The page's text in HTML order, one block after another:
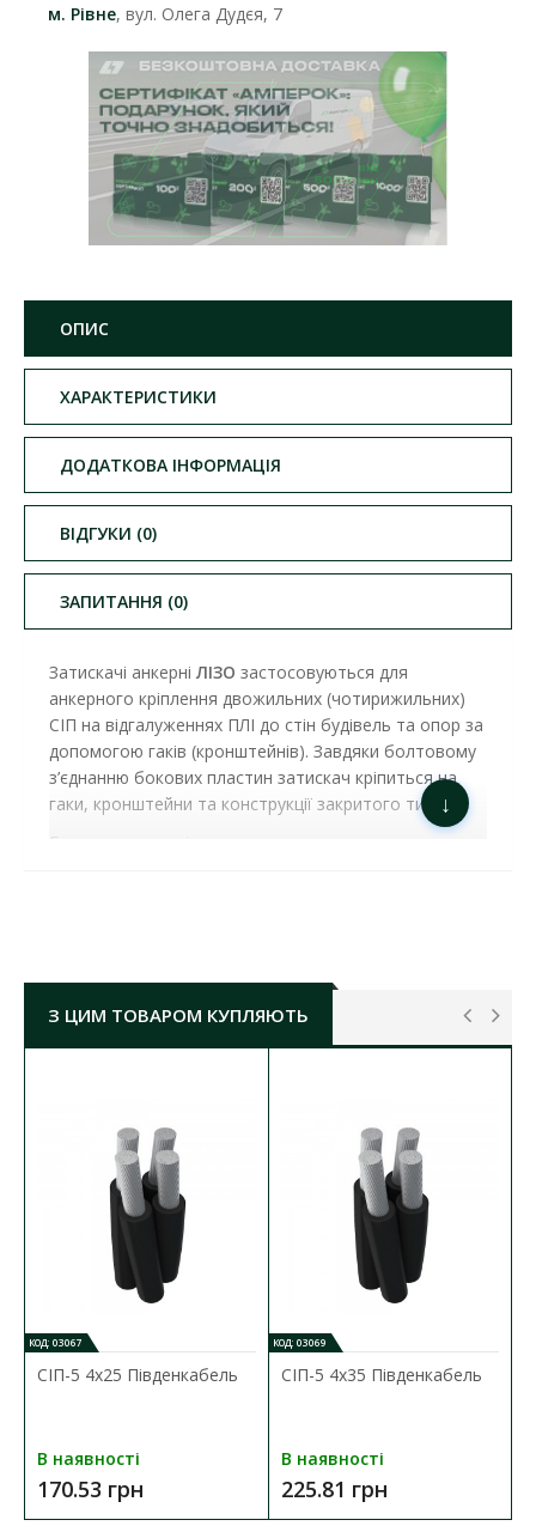
м. Рівне, вул. Олега Дудєя, 7
ОПИС
ХАРАКТЕРИСТИКИ
ДОДАТКОВА ІНФОРМАЦІЯ
ВІДГУКИ (0)
ЗАПИТАННЯ (0)
Затискачі анкерні ЛІЗО застосовуються для
анкерного кріплення двожильних (чотирижильних)
СІП на відгалуженнях ПЛІ до стін будівель та опор за
допомогою гаків (кронштейнів). Завдяки болтовому
з’єднанню бокових пластин затискач кріпиться на
гаки, кронштейни та конструкції закритого типу.
Будова затискачів:
бокові пластини – гарячеоцинкована сталь;
метизи – гальванічне або гаряче цинкування.
мінімальне руйнівне навантаження:
37 кН
переріз проводів:
мм²
зусилля затягування:
маса: 0,930 кг
↓
З ЦИМ ТОВАРОМ КУПЛЯЮТЬ
КОД: 03067
СІП-5 4х25 Південкабель
В наявності
170.53 грн
КОД: 03069
СІП-5 4х35 Південкабель
В наявності
225.81 грн